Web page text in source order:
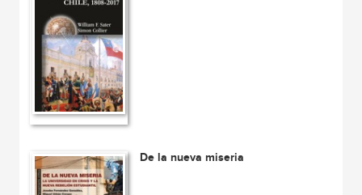
De la nueva miseria